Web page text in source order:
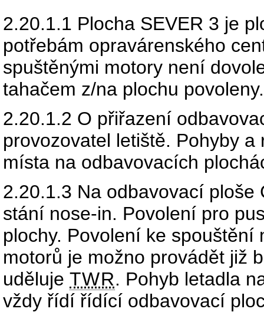
2.20.1.1 Plocha SEVER 3 je
potřebám opravárenského
spuštěnými motory není
tahačem z/na plochu povoleny.
2.20.1.2 O přiřazení
provozovatel letiště. Pohyby
místa na odbavovacích
2.20.1.3 Na odbavovací ploše
stání nose-in. Povolení pro
plochy. Povolení ke
motorů je možno provádět již
uděluje TWR. Pohyb letadla
vždy řídí řídící odbavovací